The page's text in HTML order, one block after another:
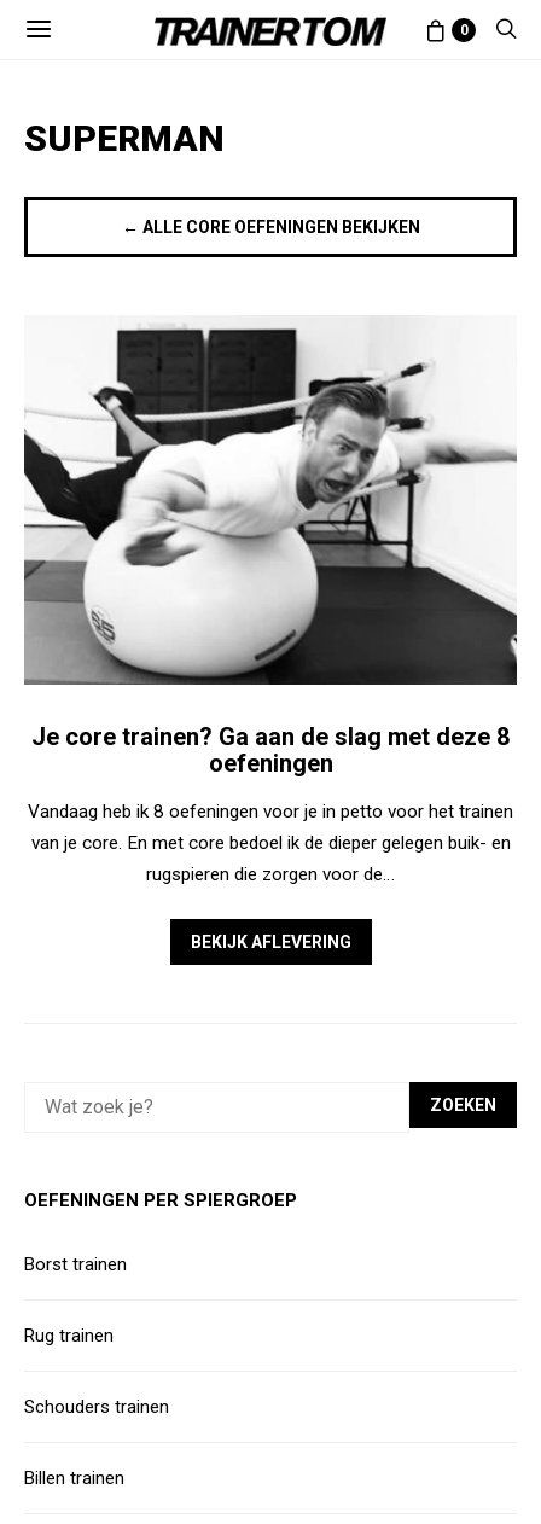
0
SUPERMAN
← ALLE CORE OEFENINGEN BEKIJKEN
Je core trainen? Ga aan de slag met deze 8
oefeningen
Vandaag heb ik 8 oefeningen voor je in petto voor het trainen
van je core. En met core bedoel ik de dieper gelegen buik- en
rugspieren die zorgen voor de…
BEKIJK AFLEVERING
ZOEKEN
OEFENINGEN PER SPIERGROEP
Borst trainen
Rug trainen
Schouders trainen
Billen trainen